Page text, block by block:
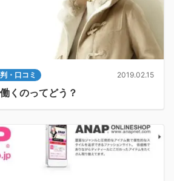
・口コミ 2019.02.15
くのってどう？